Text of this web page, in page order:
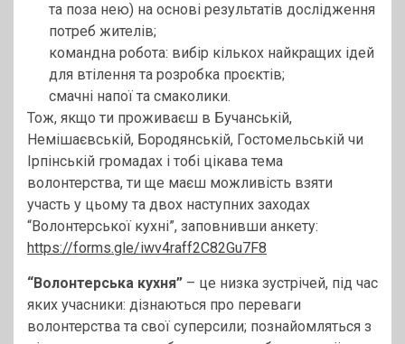
та поза нею) на основі результатів дослідження
потреб жителів;
командна робота: вибір кількох найкращих ідей
для втілення та розробка проєктів;
смачні напої та смаколики.
Тож, якщо ти проживаєш в Бучанській,
Немішаєвській, Бородянській, Гостомельській чи
Ірпінській громадах і тобі цікава тема
волонтерства, ти ще маєш можливість взяти
участь у цьому та двох наступних заходах
“Волонтерської кухні”, заповнивши анкету:
https://forms.gle/iwv4raff2C82Gu7F8
“Волонтерська кухня” – це низка зустрічей, під час
яких учасники: дізнаються про переваги
волонтерства та свої суперсили; познайомляться з